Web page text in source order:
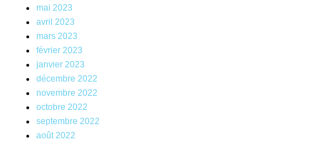
mai 2023
avril 2023
mars 2023
février 2023
janvier 2023
décembre 2022
novembre 2022
octobre 2022
septembre 2022
août 2022